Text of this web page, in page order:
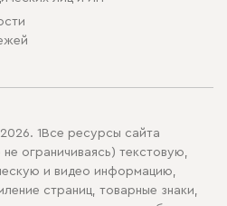
1Все ресурсы сайта
ограничиваясь) текстовую,
и видео информацию,
страниц, товарные знаки,